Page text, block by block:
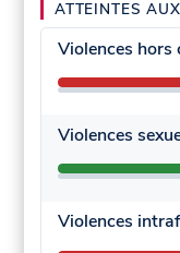
ATTEINTES
Violences hors
Violences
Violences